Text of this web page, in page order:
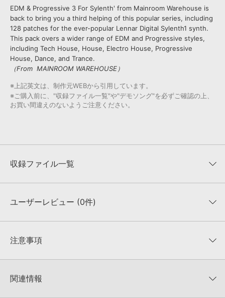
EDM & Progressive 3 For Sylenth' from Mainroom Warehouse is
back to bring you a third helping of this popular series, including
128 patches for the ever-popular Lennar Digital Sylenth1 synth.
This pack overs a wider range of EDM and Progressive styles,
including Tech House, House, Electro House, Progressive
House, Dance, and Trance.
（From MAINROOM WAREHOUSE）
※上記英文は、制作元WEBから引用しています。
※ご購入前に、"収録ファイル一覧"や"デモソング"を必ずご確認の上、
お買い間違えのないようご注意ください。
収録ファイル一覧
収録ファイル一覧
ユーザーレビュー (0件)
★★★★★
★5
★4
注意事項
KONTAKTフォーマットは、
でお使いいただけます。無償版のKONTAKT PLAYERではお使いい
関連情報